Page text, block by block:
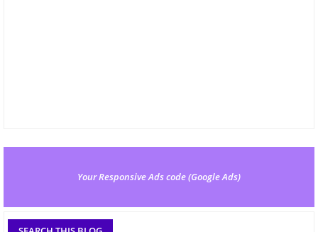
Your Responsive Ads code (Google Ads)